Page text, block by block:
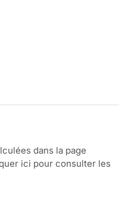
dans la page
ici pour consulter les